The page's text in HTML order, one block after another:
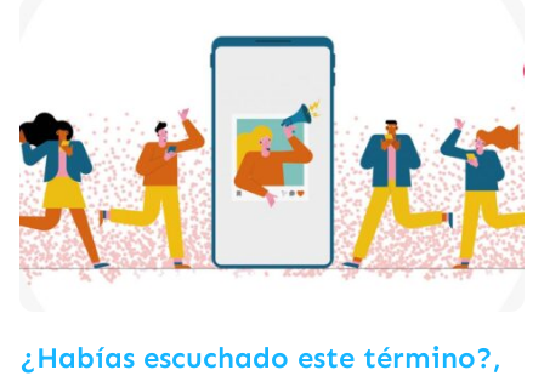
¿Habías escuchado este término?,